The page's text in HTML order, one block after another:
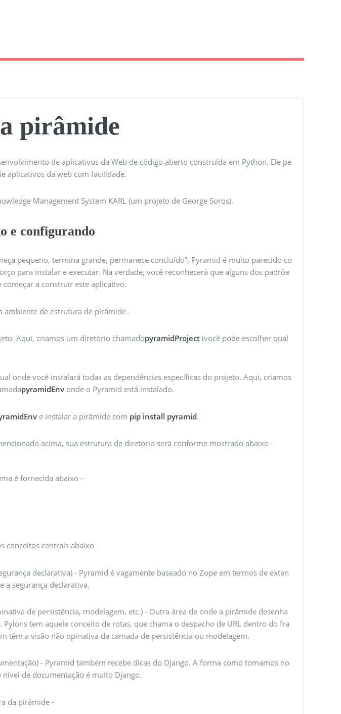
pirâmide
de aplicativos da Web de código aberto construída em Python. Ele pe
aplicativos da web com facilidade.
Management System KARL (um projeto de George Soros).
e configurando
pequeno, termina grande, permanece concluído”, Pyramid é muito parecido co
para instalar e executar. Na verdade, você reconhecerá que alguns dos padrõe
começar a construir este aplicativo.
ambiente de estrutura de pirâmide -
Aqui, criamos um diretório chamadopyramidProject (você pode escolher qual
onde você instalará todas as dependências específicas do projeto. Aqui, criamos
pyramidEnv onde o Pyramid está instalado.
e instalar a pirâmide com pip install pyramid.
acima, sua estrutura de diretório será conforme mostrado abaixo -
é fornecida abaixo -
conceitos centrais abaixo -
declarativa) - Pyramid é vagamente baseado no Zope em termos de exten
a segurança declarativa.
de persistência, modelagem, etc.) - Outra área de onde a pirâmide desenha
tem aquele conceito de rotas, que chama o despacho de URL dentro do fra
têm a visão não opinativa da camada de persistência ou modelagem.
- Pyramid também recebe dicas do Django. A forma como tomamos no
nível de documentação é muito Django.
da pirâmide -